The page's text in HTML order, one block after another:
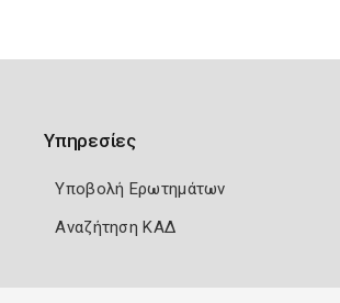
Υπηρεσίες
Υποβολή Ερωτημάτων
Αναζήτηση ΚΑΔ